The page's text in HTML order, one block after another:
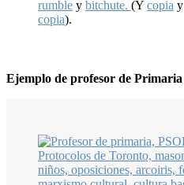
rumble y bitchute. (Y copia y
copia).
Ejemplo de profesor de Primaria